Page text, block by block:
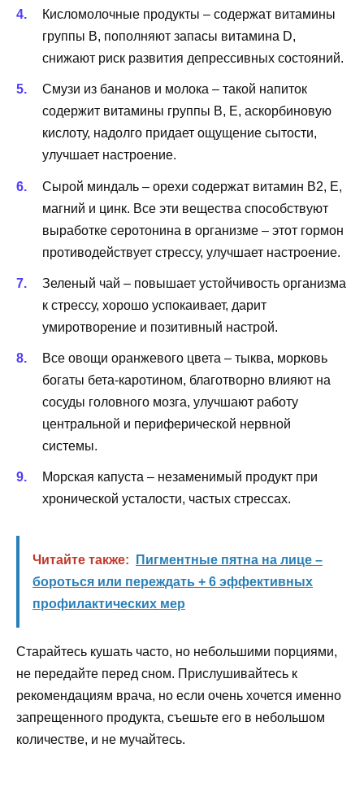
Кисломолочные продукты – содержат витамины
группы B, пополняют запасы витамина D,
снижают риск развития депрессивных состояний.
Смузи из бананов и молока – такой напиток
содержит витамины группы B, E, аскорбиновую
кислоту, надолго придает ощущение сытости,
улучшает настроение.
Сырой миндаль – орехи содержат витамин B2, E,
магний и цинк. Все эти вещества способствуют
выработке серотонина в организме – этот гормон
противодействует стрессу, улучшает настроение.
Зеленый чай – повышает устойчивость организма
к стрессу, хорошо успокаивает, дарит
умиротворение и позитивный настрой.
Все овощи оранжевого цвета – тыква, морковь
богаты бета-каротином, благотворно влияют на
сосуды головного мозга, улучшают работу
центральной и периферической нервной
системы.
Морская капуста – незаменимый продукт при
хронической усталости, частых стрессах.
Читайте также:
Пигментные пятна на лице –
бороться или переждать + 6 эффективных
профилактических мер
Старайтесь кушать часто, но небольшими порциями,
не передайте перед сном. Прислушивайтесь к
рекомендациям врача, но если очень хочется именно
запрещенного продукта, съешьте его в небольшом
количестве, и не мучайтесь.